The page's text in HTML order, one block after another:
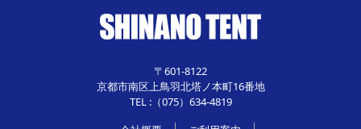
〒601-8122
京都市南区上鳥羽北塔ノ本町16番地
TEL :（075）634-4819